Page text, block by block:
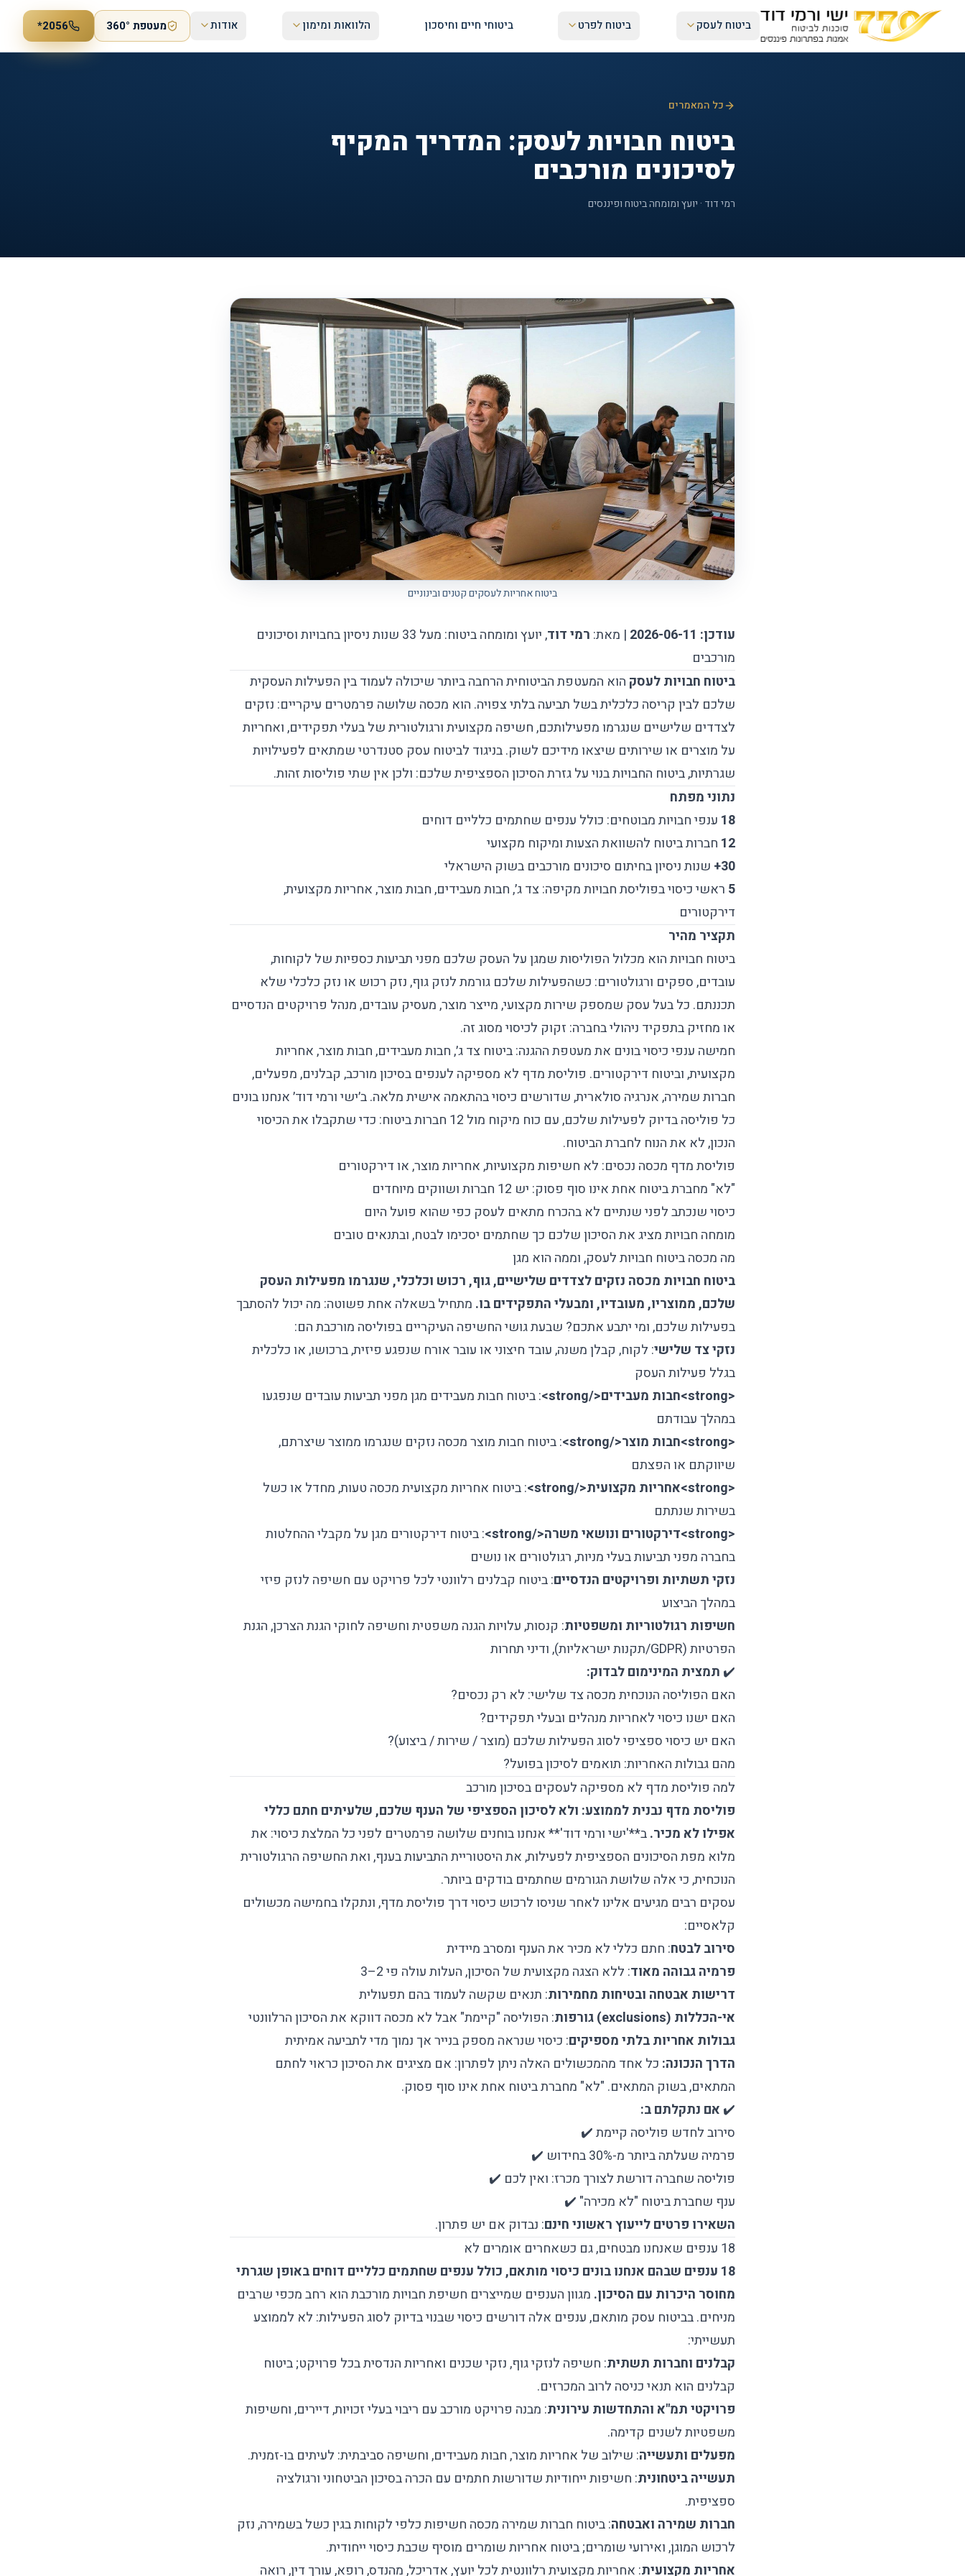
ביטוח לעסק ביטוח לפרט ביטוחי חיים וחיסכון הלוואות ומימון אודות מעטפת 360° *2056
כל המאמרים
ביטוח חבויות לעסק: המדריך המקיף
לסיכונים מורכבים
רמי דוד · יועץ ומומחה ביטוח ופיננסים
ביטוח אחריות לעסקים קטנים ובינוניים
עודכן: 2026-06-11 | מאת: רמי דוד
, יועץ ומומחה ביטוח: מעל 33 שנות ניסיון בחבויות וסיכונים
מורכבים
ביטוח חבויות לעסק הוא המעטפת הביטוחית הרחבה ביותר שיכולה לעמוד בין הפעילות העסקית
שלכם לבין קריסה כלכלית בשל תביעה בלתי צפויה. הוא מכסה שלושה פרמטרים עיקריים: נזקים
לצדדים שלישיים שנגרמו מפעילותכם, חשיפה מקצועית ורגולטורית של בעלי תפקידים, ואחריות
על מוצרים או שירותים שיצאו מידיכם לשוק. בניגוד לביטוח עסק סטנדרטי שמתאים לפעילויות
שגרתיות, ביטוח החבויות בנוי על גזרת הסיכון הספציפית שלכם: ולכן אין שתי פוליסות זהות.
נתוני מפתח
18 ענפי חבויות מבוטחים: כולל ענפים שחתמים כלליים דוחים
12 חברות ביטוח להשוואת הצעות ומיקוח מקצועי
30+ שנות ניסיון בחיתום סיכונים מורכבים בשוק הישראלי
5 ראשי כיסוי בפוליסת חבויות מקיפה: צד ג׳, חבות מעבידים, חבות מוצר, אחריות מקצועית,
דירקטורים
תקציר מהיר
ביטוח חבויות הוא מכלול הפוליסות שמגן על העסק שלכם מפני תביעות כספיות של לקוחות,
עובדים, ספקים ורגולטורים: כשהפעילות שלכם גורמת לנזק גוף, נזק רכוש או נזק כלכלי שלא
תכננתם. כל בעל עסק שמספק שירות מקצועי, מייצר מוצר, מעסיק עובדים, מנהל פרויקטים הנדסיים
או מחזיק בתפקיד ניהולי בחברה: זקוק לכיסוי מסוג זה.
חמישה ענפי כיסוי בונים את מעטפת ההגנה: ביטוח צד ג׳, חבות מעבידים, חבות מוצר, אחריות
מקצועית, וביטוח דירקטורים. פוליסת מדף לא מספיקה לענפים בסיכון מורכב, קבלנים, מפעלים,
חברות שמירה, אנרגיה סולארית, שדורשים כיסוי בהתאמה אישית מלאה. ב׳ישי ורמי דוד׳ אנחנו בונים
כל פוליסה בדיוק לפעילות שלכם, עם כוח מיקוח מול 12 חברות ביטוח: כדי שתקבלו את הכיסוי
הנכון, לא את הנוח לחברת הביטוח.
פוליסת מדף מכסה נכסים: לא חשיפות מקצועיות, אחריות מוצר, או דירקטורים
"לא" מחברת ביטוח אחת אינו סוף פסוק: יש 12 חברות ושווקים מיוחדים
כיסוי שנכתב לפני שנתיים לא בהכרח מתאים לעסק כפי שהוא פועל היום
מומחה חבויות מציג את הסיכון שלכם כך שחתמים יסכימו לבטח, ובתנאים טובים
מה מכסה ביטוח חבויות לעסק, וממה הוא מגן
ביטוח חבויות מכסה נזקים לצדדים שלישיים, גוף, רכוש וכלכלי, שנגרמו מפעילות העסק
שלכם, ממוצריו, מעובדיו, ומבעלי התפקידים בו. מתחיל בשאלה אחת פשוטה: מה יכול להסתבך
בפעילות שלכם, ומי יתבע אתכם? שבעת גושי החשיפה העיקריים בפוליסה מורכבת הם:
נזקי צד שלישי: לקוח, קבלן משנה, עובד חיצוני או עובר אורח שנפגע פיזית, ברכושו, או כלכלית
בגלל פעילות העסק
<strong>
חבות מעבידים</strong>
:ביטוח חבות מעבידים מגן מפני תביעות עובדים שנפגעו
במהלך עבודתם
<strong>
חבות מוצר</strong>
:ביטוח חבות מוצרמכסה נזקים שנגרמו ממוצר שיצרתם,
שיווקתם או הפצתם
<strong>
אחריות מקצועית</strong>
:ביטוח אחריות מקצועיתמכסה טעות, מחדל או כשל
בשירות שנתתם
<strong>
דירקטורים ונושאי משרה</strong>
:ביטוח דירקטורים מגן על מקבלי ההחלטות
בחברה מפני תביעות בעלי מניות, רגולטורים או נושים
נזקי תשתיות ופרויקטים הנדסיים:ביטוח קבלנים רלוונטי לכל פרויקט עם חשיפה לנזק פיזי
במהלך הביצוע
חשיפות רגולטוריות ומשפטיות: קנסות, עלויות הגנה משפטית וחשיפה לחוקי הגנת הצרכן, הגנת
הפרטיות (GDPR/תקנות ישראליות), ודיני תחרות
✔️ תמצית המינימום לבדוק:
האם הפוליסה הנוכחית מכסה צד שלישי: לא רק נכסים?
האם ישנו כיסוי לאחריות מנהלים ובעלי תפקידים?
האם יש כיסוי ספציפי לסוג הפעילות שלכם (מוצר / שירות / ביצוע)?
מהם גבולות האחריות: תואמים לסיכון בפועל?
למה פוליסת מדף לא מספיקה לעסקים בסיכון מורכב
פוליסת מדף נבנית לממוצע: ולא לסיכון הספציפי של הענף שלכם, שלעיתים חתם כללי
אפילו לא מכיר.ב**'ישי ורמי דוד'** אנחנו בוחנים שלושה פרמטרים לפני כל המלצת כיסוי: את
מלוא מפת הסיכונים הספציפית לפעילות, את היסטוריית התביעות בענף, ואת החשיפה הרגולטורית
הנוכחית, כי אלה שלושת הגורמים שחתמים בודקים ביותר.
עסקים רבים מגיעים אלינו לאחר שניסו לרכוש כיסוי דרך פוליסת מדף, ונתקלו בחמישה מכשולים
קלאסיים:
סירוב לבטח: חתם כללי לא מכיר את הענף ומסרב מיידית
פרמיה גבוהה מאוד: ללא הצגה מקצועית של הסיכון, העלות עולה פי 2–3
דרישות אבטחה ובטיחות מחמירות: תנאים שקשה לעמוד בהם תפעולית
אי-הכללות (exclusions) גורפות
: הפוליסה "קיימת" אבל לא מכסה דווקא את הסיכון הרלוונטי
גבולות אחריות בלתי מספיקים: כיסוי שנראה מספק בנייר אך נמוך מדי לתביעה אמיתית
הדרך הנכונה: כל אחד מהמכשולים האלה ניתן לפתרון: אם מציגים את הסיכון כראוי לחתם
המתאים, בשוק המתאים. "לא" מחברת ביטוח אחת אינו סוף פסוק.
✔️ אם נתקלתם ב:
סירוב לחדש פוליסה קיימת ✔️
פרמיה שעלתה ביותר מ-30% בחידוש ✔️
פוליסה שחברה דורשת לצורך מכרז: ואין לכם ✔️
ענף שחברת ביטוח "לא מכירה" ✔️
השאירו פרטים לייעוץ ראשוני חינם: נבדוק אם יש פתרון.
18 ענפים שאנחנו מבטחים, גם כשאחרים אומרים לא
18 ענפים שבהם אנחנו בונים כיסוי מותאם, כולל ענפים שחתמים כלליים דוחים באופן שגרתי
מחוסר היכרות עם הסיכון. מגוון הענפים שמייצרים חשיפת חבויות מורכבת הוא רחב מכפי שרבים
מניחים. בביטוח עסק מותאם, ענפים אלה דורשים כיסוי שבנוי בדיוק לסוג הפעילות: לא לממוצע
תעשייתי:
קבלנים וחברות תשתית: חשיפה לנזקי גוף, נזקי שכנים ואחריות הנדסית בכל פרויקט;ביטוח
קבלנים הוא תנאי כניסה לרוב המכרזים.
פרויקטי תמ"א והתחדשות עירונית: מבנה פרויקט מורכב עם ריבוי בעלי זכויות, דיירים, וחשיפות
משפטיות לשנים קדימה.
מפעלים ותעשייה: שילוב של אחריות מוצר, חבות מעבידים, וחשיפה סביבתית: לעיתים בו-זמנית.
תעשייה ביטחונית: חשיפות ייחודיות שדורשות חתמים עם הכרה בסיכון הביטחוני ורגולציה
ספציפית.
חברות שמירה ואבטחה:ביטוח חברות שמירה מכסה חשיפות כלפי לקוחות בגין כשל בשמירה, נזק
לרכוש המוגן, ואירועי שומרים;ביטוח אחריות שומרים מוסיף שכבת כיסוי ייחודית.
אחריות מקצועית: אחריות מקצועיתרלוונטית לכל יועץ, אדריכל, מהנדס, רופא, עורך דין, רואה